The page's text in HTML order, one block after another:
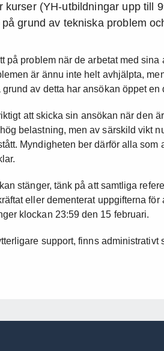
kurser (YH-utbildningar upp till
grund av tekniska problem
på problem när de arbetat med
är ännu inte helt avhjälpta,
grund av detta har ansökan öppet en
att skicka sin ansökan när den
belastning, men av särskild vikt
Myndigheten ber därför alla som
stänger, tänk på att samtliga
eller dementerat uppgifterna
klockan 23:59 den 15 februari.
support, finns administrativt